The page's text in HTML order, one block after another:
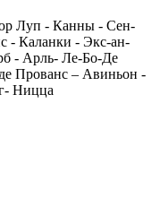
Луп - Канны - Сен-
- Каланки - Экс-ан-
- Арль- Ле-Бо-Де
Прованс – Авиньон -
Ницца